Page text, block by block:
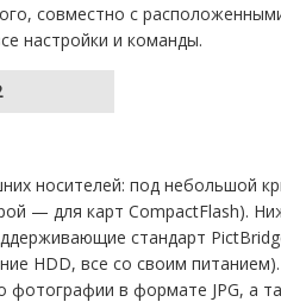
совместно с
настройки и команды.
носителей: под небольшой
— для карт CompactFlash).
стандарт
HDD, все со своим
фотографии в формате JPG, а